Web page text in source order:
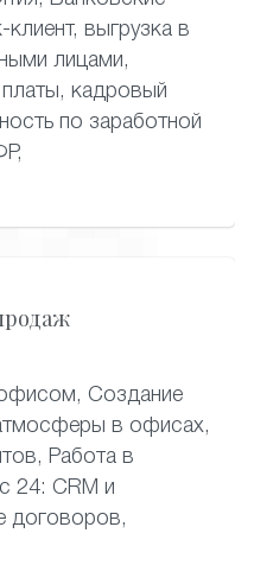
выгрузка в
лицами,
платы, кадровый
по заработной
офисом, Создание
в офисах,
Работа в
24: CRM и
договоров,